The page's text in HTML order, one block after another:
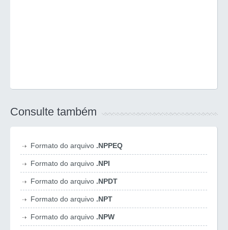
Consulte também
Formato do arquivo .NPPEQ
Formato do arquivo .NPI
Formato do arquivo .NPDT
Formato do arquivo .NPT
Formato do arquivo .NPW